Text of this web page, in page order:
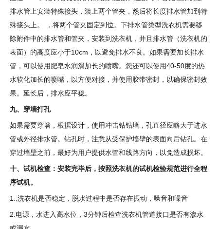
排水管上安装特殊接头，装上两个管夹，然后将长度排水管加到特
殊接头上。 ，将两个管夹固定到位。下排水管类型洗衣机需要移
除附件中的排水管和管夹，安装到洗衣机，并且排水管（洗衣机的
表面）的高度应小于10cm，以避免排水不良。如果需要加长排水
管，可以使用肥皂水润滑加长的喷嘴。您还可以使用40-50度的热
水软化加长的喷嘴，以方便对接，并使用胶带密封，以确保密封效
果。延长后，排水应平稳。
九、穿墙打孔
如果需要穿墙，根据设计，使用冲击钻钻墙，孔直径应略大于进水
管或外径排水管。钻孔时，注意从受保护墙壁的表面向后钻孔。在
穿过墙壁之前，最好为用户提供水管和线路方向，以免造成损坏。
十、试机检查：安装完毕后，按照洗衣机的试机检验规范进行全程
序试机。
1..洗衣机是否稳定，脱水过程中是否存在振动，噪音和噪音
2.电源，水进入高水位，3分钟后检查洗衣机管道接口是否有渗水